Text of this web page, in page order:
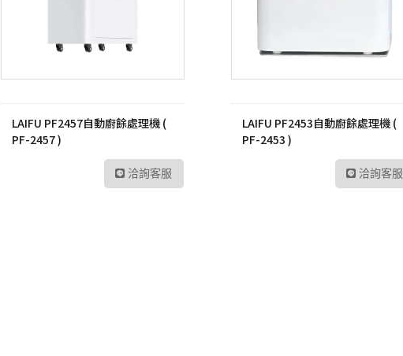
LAIFU PF2457自動廚餘處理機 (
PF-2457 )
洽詢客服
LAIFU PF2453自動廚餘處理機 (
PF-2453 )
洽詢客服